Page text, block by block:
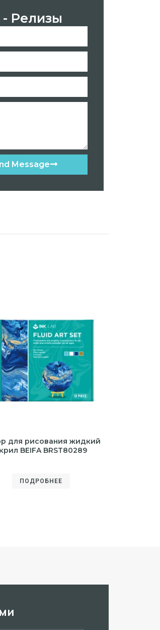
Релизы
Message
для рисования жидкий
BEIFA BRST80289
ПОДРОБНЕЕ